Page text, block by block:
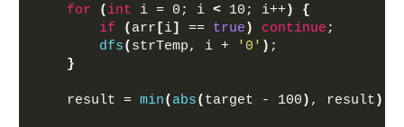
for ( int i = 0; i < 10; i++)
{
if
( arr [i] == true ) continue ;
dfs( strTemp, i + '0' ) ;
}
    result =
min( abs( target - 100 ) , result )